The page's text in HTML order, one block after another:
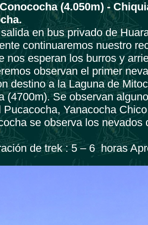
(4.050m) -
en bus privado de
continuaremos nuestro
nos esperan los burros y
observan el primer
destino a la Laguna de
(4700m). Se observan
Yanacocha
se observa los
de trek : 5 – 6 horas